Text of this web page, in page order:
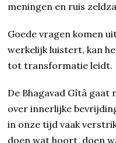
meningen en ruis
Goede vragen komen
werkelijk luistert, kan
tot transformatie leidt.
De Bhagavad Gîtâ
over innerlijke
in onze tijd vaak
doen wat hoort, doen